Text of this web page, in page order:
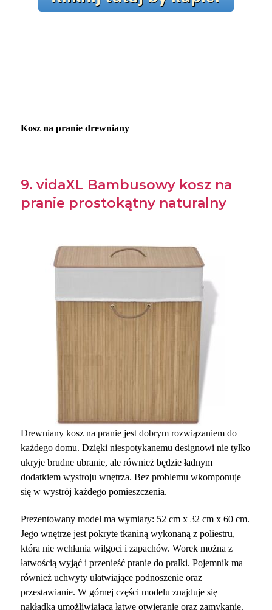
Kosz na pranie drewniany
9. vidaXL Bambusowy kosz na
pranie prostokątny naturalny
Drewniany kosz na pranie jest dobrym rozwiązaniem do
każdego domu. Dzięki niespotykanemu designowi nie tylko
ukryje brudne ubranie, ale również będzie ładnym
dodatkiem wystroju wnętrza. Bez problemu wkomponuje
się w wystrój każdego pomieszczenia.
Prezentowany model ma wymiary: 52 cm x 32 cm x 60 cm.
Jego wnętrze jest pokryte tkaniną wykonaną z poliestru,
która nie wchłania wilgoci i zapachów. Worek można z
łatwością wyjąć i przenieść pranie do pralki. Pojemnik ma
również uchwyty ułatwiające podnoszenie oraz
przestawianie. W górnej części modelu znajduje się
nakładka umożliwiająca łatwe otwieranie oraz zamykanie.